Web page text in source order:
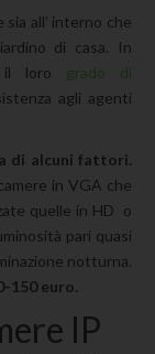
all’ interno che
di casa. In
il loro grado di
agli agenti
di alcuni fattori.
in VGA che
quelle in HD o
pari quasi
notturna.
150 euro.
IP